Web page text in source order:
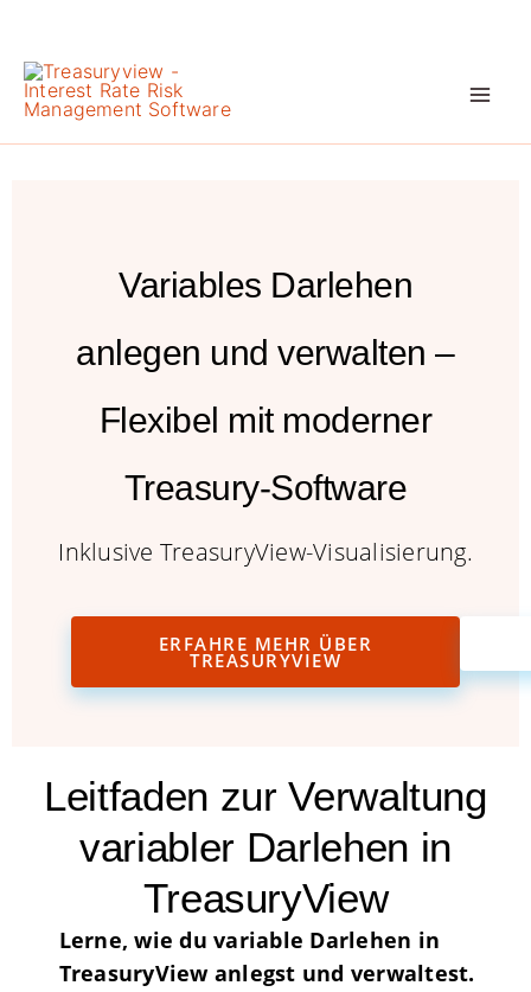
springen
Variables Darlehen
anlegen und verwalten –
Flexibel mit moderner
Treasury-Software
Inklusive TreasuryView-Visualisierung.
ERFAHRE MEHR ÜBER
TREASURYVIEW
Leitfaden zur Verwaltung
variabler Darlehen in
TreasuryView
Lerne, wie du variable Darlehen in
TreasuryView anlegst und verwaltest.